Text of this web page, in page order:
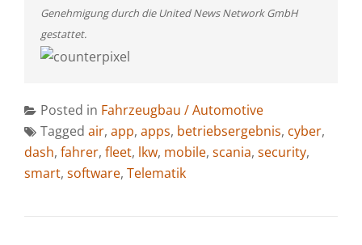
Genehmigung durch die United News Network GmbH
gestattet.
Posted in Fahrzeugbau / Automotive
Tagged air, app, apps, betriebsergebnis, cyber,
dash, fahrer, fleet, lkw, mobile, scania, security,
smart, software, Telematik